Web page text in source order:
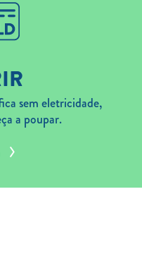
sem eletricidade,
a poupar.